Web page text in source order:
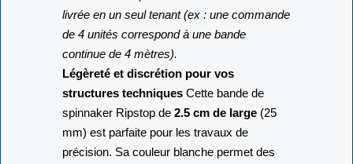
livrée en un seul tenant (ex : une commande
de 4 unités correspond à une bande
continue de 4 mètres).
Légèreté et discrétion pour vos
structures techniques Cette bande de
spinnaker Ripstop de 2.5 cm de large (25
mm) est parfaite pour les travaux de
précision. Sa couleur blanche permet des